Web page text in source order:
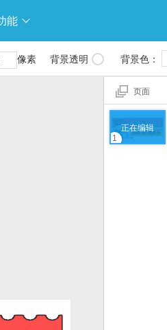
能 
像素 背景透明 背景色：
页面
正在编辑
1